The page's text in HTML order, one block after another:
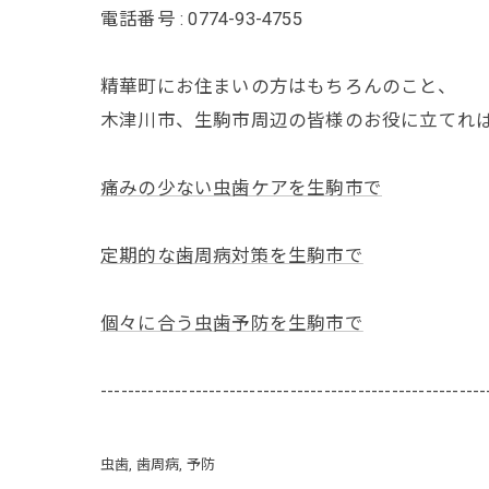
電話番号 : 0774-93-4755
精華町にお住まいの方はもちろんのこと、
木津川市、生駒市周辺の皆様のお役に立てれ
痛みの少ない虫歯ケアを生駒市で
定期的な歯周病対策を生駒市で
個々に合う虫歯予防を生駒市で
虫歯 歯周病 予防